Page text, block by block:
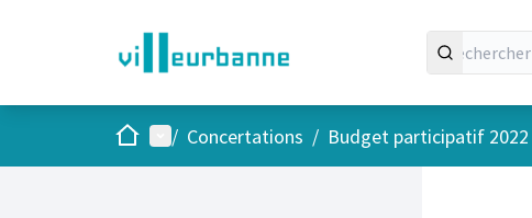
AccueilMenu principal
/ Concertations / Budget participatif 2022